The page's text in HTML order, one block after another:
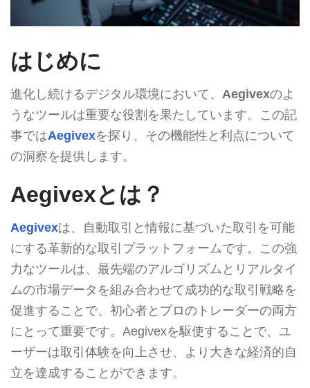
はじめに
進化し続けるデジタル環境において、 Aegivexのよ
うなツールは重要な役割を果たしています。この記
事ではAegivexを探り、その機能性と利点について
の洞察を提供します。
Aegivexとは？
Aegivexは、自動取引と情報に基づいた取引を可能
にする革新的な取引プラットフォームです。この強
力なツールは、最先端のアルゴリズムとリアルタイ
ムの市場データを組み合わせて成功的な取引戦略を
促進することで、初心者とプロのトレーダーの両方
にとって重要です。Aegivexを駆使することで、ユ
ーザーは取引体験を向上させ、より大きな経済的自
立を達成することができます。